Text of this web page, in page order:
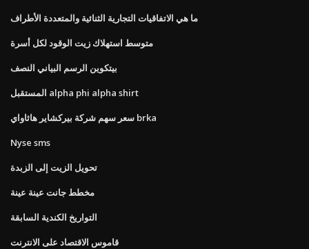
ما هي الاتفاقيات التجارية الثنائية والمتعددة الأطراف
متوسط ​​استهلاك زيت الوقود لكل أسرة
بيتكوين الرسم البياني النصف
المستقبل alpha phi alpha shirt
سعر سهم شركة بيركشاير هاثاواي brka
Nyse sms
تحويل الزيت إلى الزبدة
مخطط جانت عينة عينة
التواريخ الكندية السابقة
قاموس الاقتصاد على الانترنت